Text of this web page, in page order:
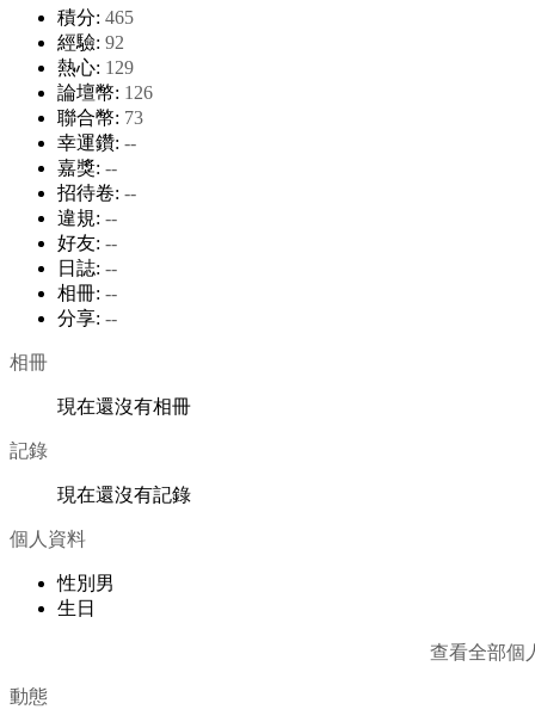
積分: 465
經驗: 92
熱心: 129
論壇幣: 126
聯合幣: 73
幸運鑽: --
嘉獎: --
招待卷: --
違規: --
好友: --
日誌: --
相冊: --
分享: --
相冊
現在還沒有相冊
記錄
現在還沒有記錄
個人資料
性別 男
生日
查看全部個
動態